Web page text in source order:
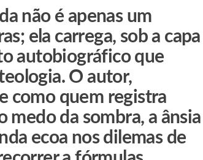
não é apenas um
ela carrega, sob a capa
autobiográfico que
O autor,
como quem registra
medo da sombra, a ânsia
ecoa nos dilemas de